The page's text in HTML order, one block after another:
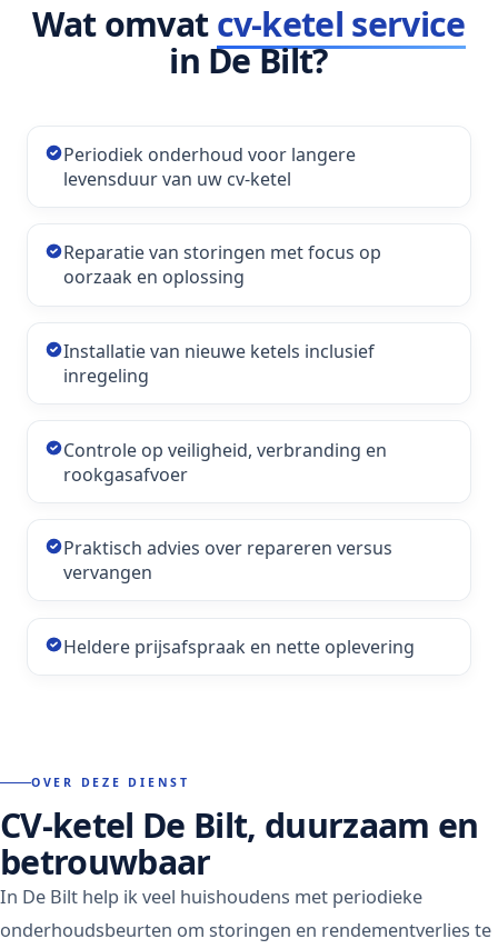
Wat omvatcv-ketel service
in De Bilt?
Periodiek onderhoud voor langere
levensduur van uw cv-ketel
Reparatie van storingen met focus op
oorzaak en oplossing
Installatie van nieuwe ketels inclusief
inregeling
Controle op veiligheid, verbranding en
rookgasafvoer
Praktisch advies over repareren versus
vervangen
Heldere prijsafspraak en nette oplevering
OVER DEZE DIENST
CV-ketel De Bilt, duurzaam en
betrouwbaar
In De Bilt help ik veel huishoudens met periodieke
onderhoudsbeurten om storingen en rendementverlies te